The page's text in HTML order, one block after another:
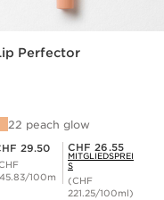
Perfector
22 peach glow
29.50
100m
Mitgliederpreis CHF 26.55
CHF 26.55
MITGLIEDSPREI
S
(CHF
221.25/100ml)